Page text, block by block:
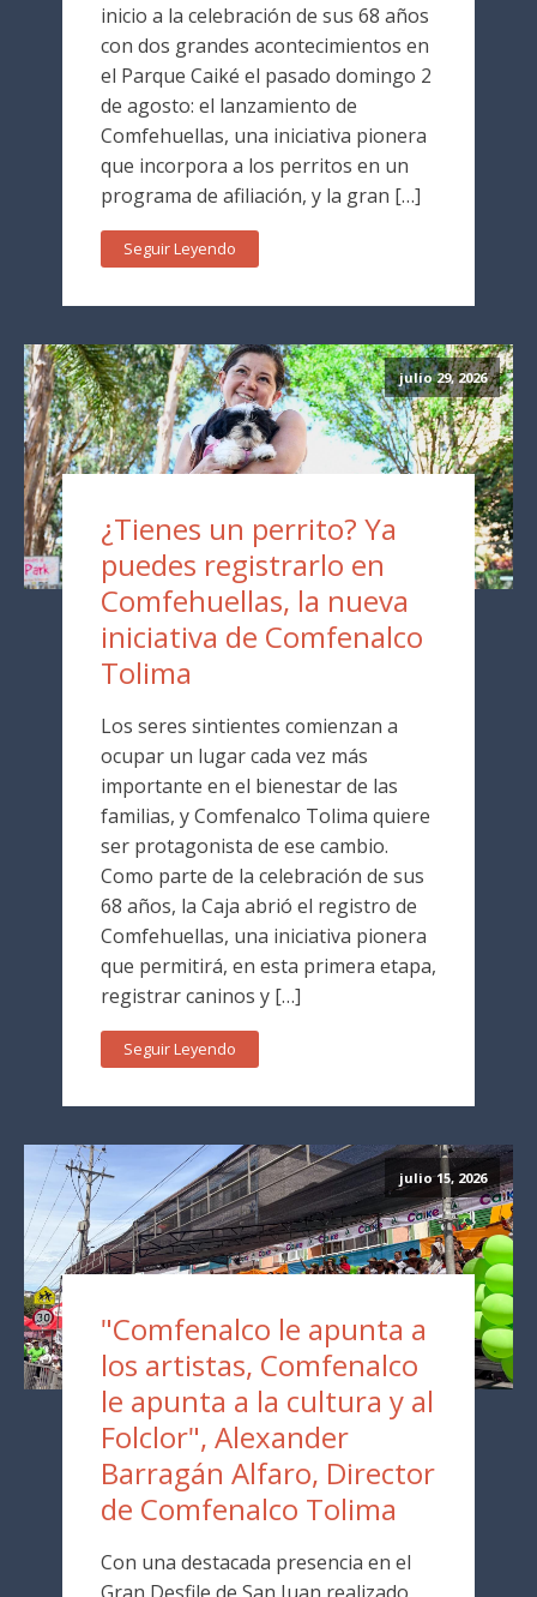
inicio a la celebración de sus 68 años
con dos grandes acontecimientos en
el Parque Caiké el pasado domingo 2
de agosto: el lanzamiento de
Comfehuellas, una iniciativa pionera
que incorpora a los perritos en un
programa de afiliación, y la gran […]
Seguir Leyendo
julio 29, 2026
¿Tienes un perrito? Ya
puedes registrarlo en
Comfehuellas, la nueva
iniciativa de Comfenalco
Tolima
Los seres sintientes comienzan a
ocupar un lugar cada vez más
importante en el bienestar de las
familias, y Comfenalco Tolima quiere
ser protagonista de ese cambio.
Como parte de la celebración de sus
68 años, la Caja abrió el registro de
Comfehuellas, una iniciativa pionera
que permitirá, en esta primera etapa,
registrar caninos y […]
Seguir Leyendo
julio 15, 2026
"Comfenalco le apunta a
los artistas, Comfenalco
le apunta a la cultura y al
Folclor", Alexander
Barragán Alfaro, Director
de Comfenalco Tolima
Con una destacada presencia en el